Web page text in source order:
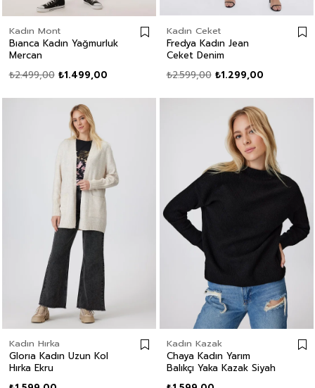
Kadın Mont
Bıanca Kadın Yağmurluk
Mercan
₺1.499,00
₺2.499,00
Kadın Ceket
Fredya Kadın Jean
Ceket Denim
₺1.299,00
₺2.599,00
Kadın Hırka
Glorıa Kadın Uzun Kol
Hırka Ekru
Kadın Kazak
Chaya Kadın Yarım
Balıkçı Yaka Kazak Siyah